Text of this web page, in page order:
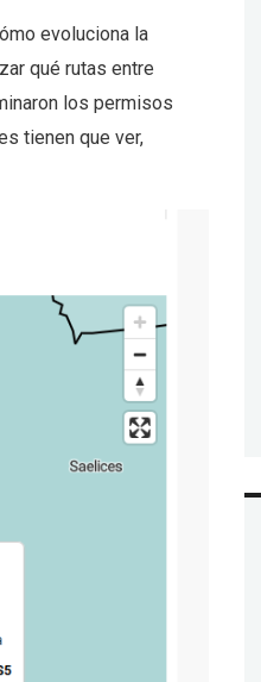
evoluciona la
qué rutas entre
los permisos
tienen que ver,